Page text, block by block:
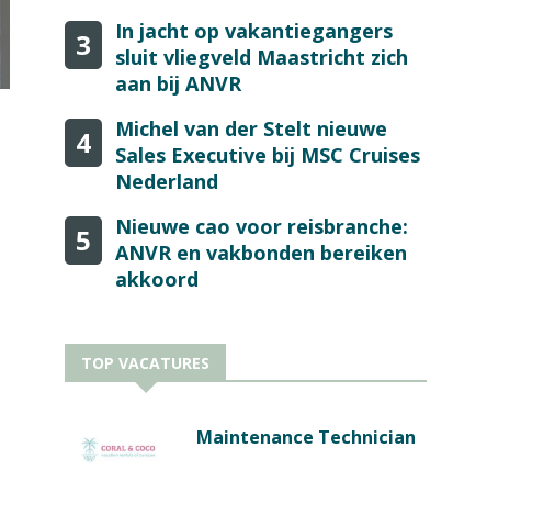
3
In jacht op vakantiegangers
sluit vliegveld Maastricht zich
aan bij ANVR
4
Michel van der Stelt nieuwe
Sales Executive bij MSC Cruises
Nederland
5
Nieuwe cao voor reisbranche:
ANVR en vakbonden bereiken
akkoord
TOP VACATURES
Maintenance Technician